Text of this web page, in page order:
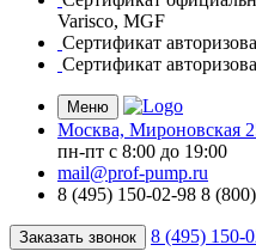
Varisco, MGF
Сертификат
Сертификат
Меню
Москва, Мироновская
пн-пт c 8:00 до 19:00
mail@prof-pump.ru
8 (495) 150-02-98 8
Заказать звонок 8 (495) 150-